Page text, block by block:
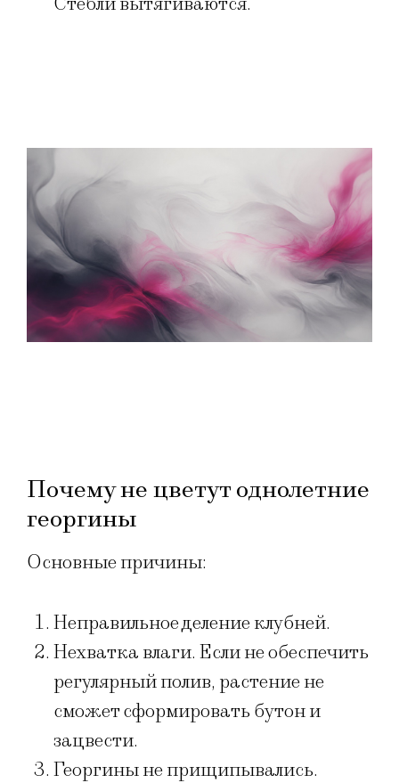
Почему не цветут однолетние
георгины
Основные причины:
Неправильное деление клубней.
Нехватка влаги. Если не обеспечить
регулярный полив, растение не
сможет сформировать бутон и
зацвести.
Георгины не прищипывались.